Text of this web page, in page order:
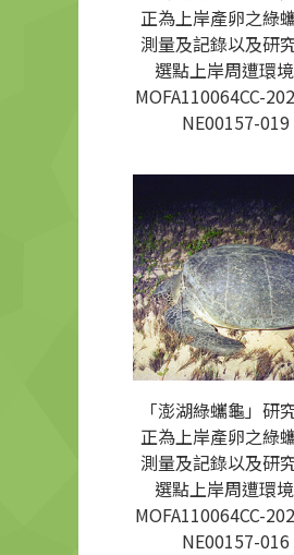
正為上岸產卵之綠
測量及記錄以及研
選點上岸周遭環
MOFA110064CC-
NE00157-019
「澎湖綠蠵龜」研
正為上岸產卵之綠
測量及記錄以及研
選點上岸周遭環
MOFA110064CC-
NE00157-016